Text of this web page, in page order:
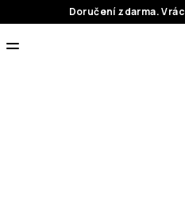
Doručení zdarma.